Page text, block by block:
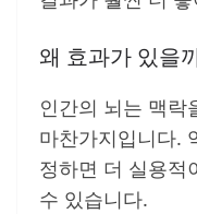
왜 효과가 있을
인간의 뇌는 맥락
마찬가지입니다.
정하면 더 실용적
수 있습니다.